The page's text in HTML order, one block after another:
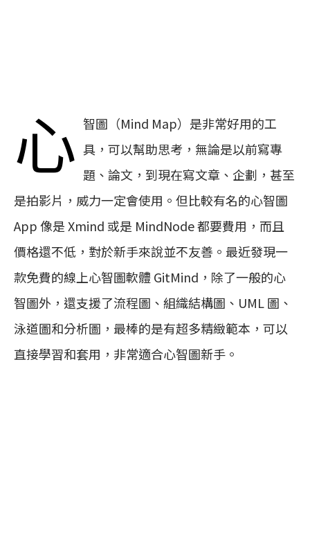
心 智圖（Mind Map）是非常好用的工
具，可以幫助思考，無論是以前寫專
題、論文，到現在寫文章、企劃，甚至
是拍影片，威力一定會使用。但比較有名的心智圖
App 像是 Xmind 或是 MindNode 都要費用，而且
價格還不低，對於新手來說並不友善。最近發現一
款免費的線上心智圖軟體 GitMind，除了一般的心
智圖外，還支援了流程圖、組織結構圖、UML 圖、
泳道圖和分析圖，最棒的是有超多精緻範本，可以
直接學習和套用，非常適合心智圖新手。